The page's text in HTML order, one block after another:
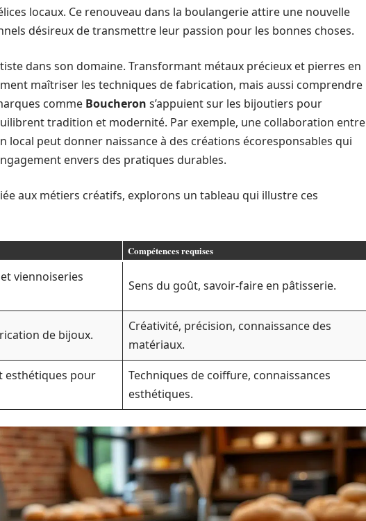
locaux. Ce renouveau dans la boulangerie attire une nouvelle
désireux de transmettre leur passion pour les bonnes choses.
dans son domaine. Transformant métaux précieux et pierres en
maîtriser les techniques de fabrication, mais aussi comprendre
comme Boucheron s’appuient sur les bijoutiers pour
tradition et modernité. Par exemple, une collaboration entre
local peut donner naissance à des créations écoresponsables qui
envers des pratiques durables.
aux métiers créatifs, explorons un tableau qui illustre ces
Compétences requises
viennoiseries
Sens du goût, savoir-faire en pâtisserie.
de bijoux.
Créativité, précision, connaissance des
matériaux.
esthétiques pour
Techniques de coiffure, connaissances
esthétiques.